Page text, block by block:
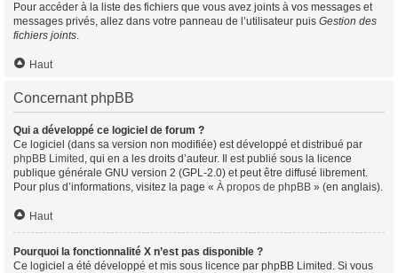
Pour accéder à la liste des fichiers que vous avez joints à vos messages et
messages privés, allez dans votre panneau de l’utilisateur puis Gestion des
fichiers joints.
Haut
Concernant phpBB
Qui a développé ce logiciel de forum ?
Ce logiciel (dans sa version non modifiée) est développé et distribué par
phpBB Limited , qui en a les droits d’auteur. Il est publié sous la licence
publique générale GNU version 2 (GPL-2.0) et peut être diffusé librement.
Pour plus d’informations, visitez la page « À propos de phpBB » (en anglais).
Haut
Pourquoi la fonctionnalité X n’est pas disponible ?
Ce logiciel a été développé et mis sous licence par phpBB Limited. Si vous